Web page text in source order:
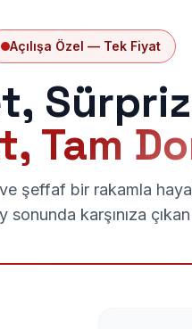
Açılışa Özel — Tek Fiyat
Tam
şeffaf bir rakamla
karşınıza